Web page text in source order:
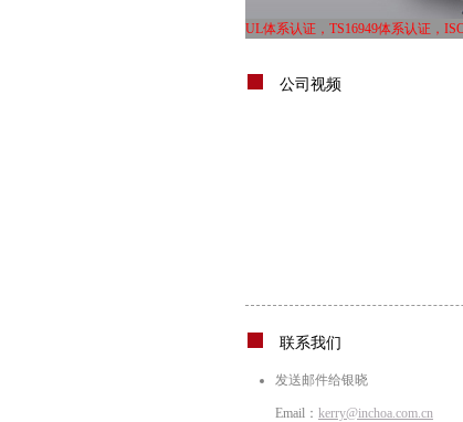
上海银晓科技有限科技公司，从事
UL体系认证，TS16949体系认证，
公司视频
联系我们
发送邮件给银晓
Email： kerry@inchoa.com.cn